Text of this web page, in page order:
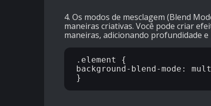
4. Os modos de mesclagem (Blend
maneiras criativas. Você pode criar
maneiras, adicionando profundidade
.element {
background-blend-mode: